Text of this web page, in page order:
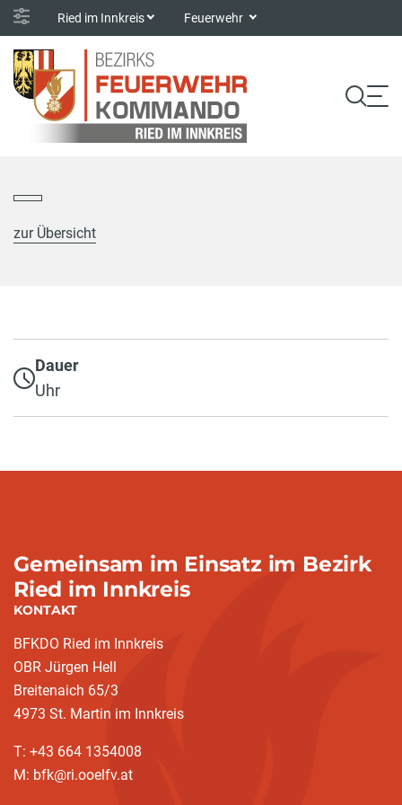
Ried im Innkreis Feuerwehr
zur Übersicht
Dauer
Uhr
Gemeinsam im Einsatz im Bezirk
Ried im Innkreis
KONTAKT
BFKDO Ried im Innkreis
OBR Jürgen Hell
Breitenaich 65/3
4973 St. Martin im Innkreis
T: +43 664 1354008
M: bfk@ri.ooelfv.at